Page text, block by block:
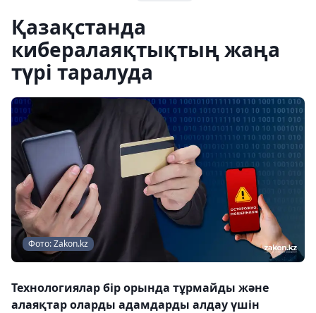
Қазақстанда
кибералаяқтықтың жаңа
түрі таралуда
Фото: Zakon.kz
Технологиялар бір орында тұрмайды және
алаяқтар оларды адамдарды алдау үшін